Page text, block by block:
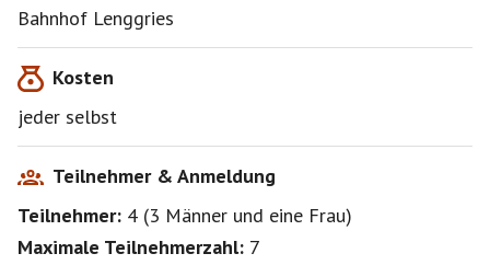
Bahnhof Lenggries
Kosten
jeder selbst
Teilnehmer & Anmeldung
Teilnehmer: 4 (3 Männer und eine Frau)
Maximale Teilnehmerzahl: 7